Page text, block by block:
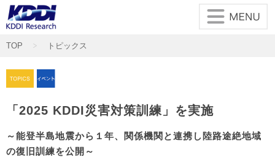
メインコンテンツに移動
TOP トピックス
「2025 KDDI災害対策訓練」を実施
～能登半島地震から１年、関係機関と連携し陸路途絶地域
の復旧訓練を公開～